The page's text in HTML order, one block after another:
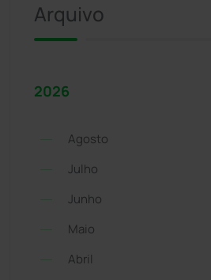
Arquivo
2026
Agosto
Julho
Junho
Maio
Abril